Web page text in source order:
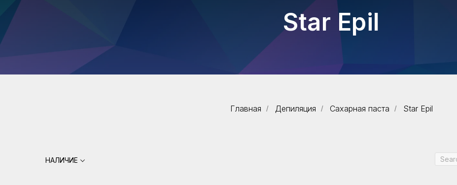
Star Epil
Главная / Депиляция / Сахарная паста / Star Epil
НАЛИЧИЕ